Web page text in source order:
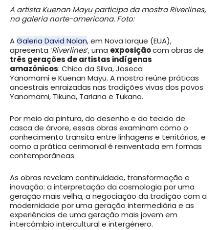
A artista Kuenan Mayu participa da mostra Riverlines,
na galeria norte-americana. Foto:
AGaleria David Nolan, em Nova Iorque (EUA),
apresenta ‘Riverlines‘, uma exposiçãocom obras de
três gerações de artistas indígenas
amazônicos: Chico da Silva, Joseca
Yanomami e Kuenan Mayu. A mostra reúne práticas
ancestrais enraizadas nas tradições vivas dos povos
Yanomami, Tikuna, Tariana e Tukano.
Por meio da pintura, do desenho e do tecido de
casca de árvore, essas obras examinam como o
conhecimento transita entre linhagens e territórios, e
como a prática cerimonial é reinventada em formas
contemporâneas.
As obras revelam continuidade, transformação e
inovação: a interpretação da cosmologia por uma
geração mais velha, a negociação da tradição com a
modernidade por uma geração intermediária e as
experiências de uma geração mais jovem em
intercâmbio intercultural e intergênero.